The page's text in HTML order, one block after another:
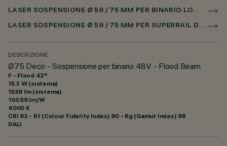
LASER SOSPENSIONE Ø 59 / 75 MM PER BINARIO LOW VOLTAGE DALI POWERLINE
LASER SOSPENSIONE Ø 59 / 75 MM PER SUPERRAIL DALI POWERLINE
DESCRIZIONE
Ø75 Deco - Sospensione per binario 48V - Flood Beam
F - Flood 42°
15.3 W (sistema)
1539 lm (sistema)
100.59 lm/W
4000 K
CRI 92 - Rf (Colour Fidelity Index) 90 - Rg (Gamut Index) 98
DALI